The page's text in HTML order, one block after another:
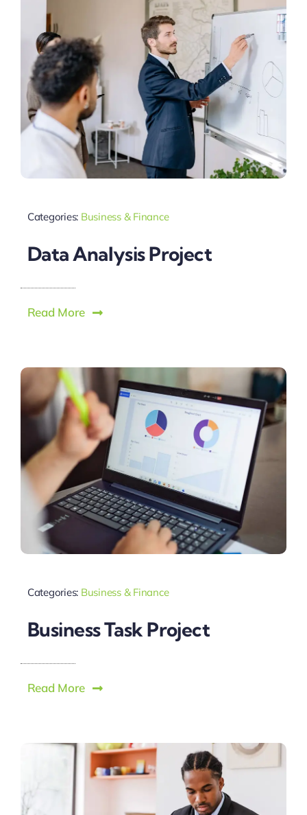
Categories: Business & Finance
Data Analysis Project
Read More
Categories: Business & Finance
Business Task Project
Read More